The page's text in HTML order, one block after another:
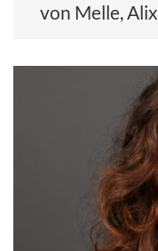
von Melle, Alix